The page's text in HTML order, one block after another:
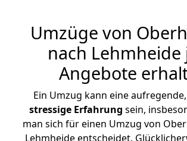
Umzüge von
nach Lehmheide
Angebote
Ein Umzug kann eine
stressige Erfahrung sein,
man sich für einen Umzug von
Lehmheide entscheidet.